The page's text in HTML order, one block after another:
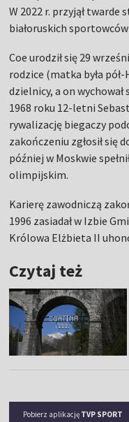
W 2022 r. przyjął
białoruskich
Coe urodził się 29
rodzice (matka była
dzielnicy, a on
1968 roku 12-letni
rywalizację biegaczy
zakończeniu zgłosił się
później w Moskwie
olimpijskim.
Karierę zawodniczą
1996 zasiadał w Izbie
Królowa Elżbieta II
Czytaj też
Pobierz aplikację TVP SPORT